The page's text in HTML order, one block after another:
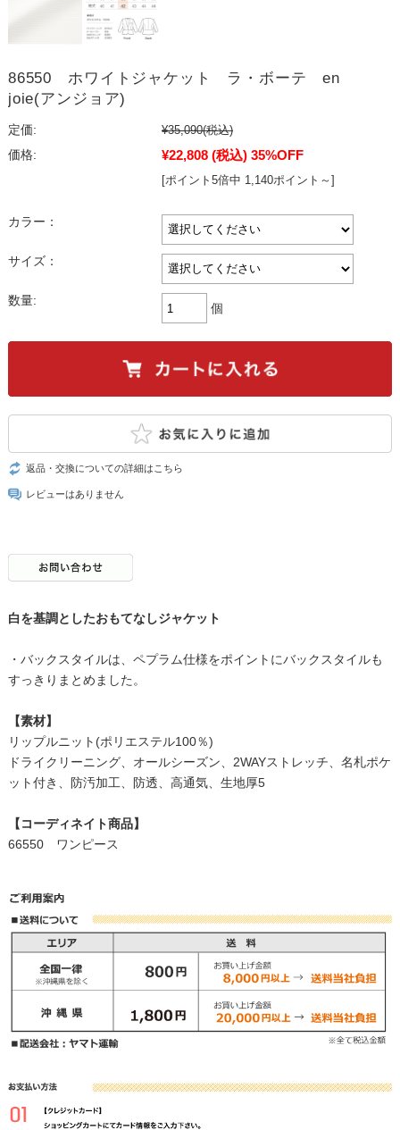
86550 ホワイトジャケット ラ・ボーテ en
joie(アンジョア)
定価: ¥35,090(税込)
価格:
¥22,808 (税込) 35%OFF
[ポイント5倍中 1,140ポイント～]
カラー：
サイズ：
数量:
個
返品・交換についての詳細はこちら
レビューはありません
白を基調としたおもてなしジャケット
・バックスタイルは、ペプラム仕様をポイントにバックスタイルも
すっきりまとめました。
【素材】
リップルニット(ポリエステル100％)
ドライクリーニング、オールシーズン、2WAYストレッチ、名札ポケ
ット付き、防汚加工、防透、高通気、生地厚5
【コーディネイト商品】
66550 ワンピース